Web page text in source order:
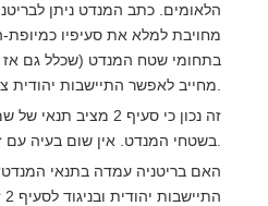
הלאומים. כתב המנדט ניתן
זה נכון כי סעיף 2